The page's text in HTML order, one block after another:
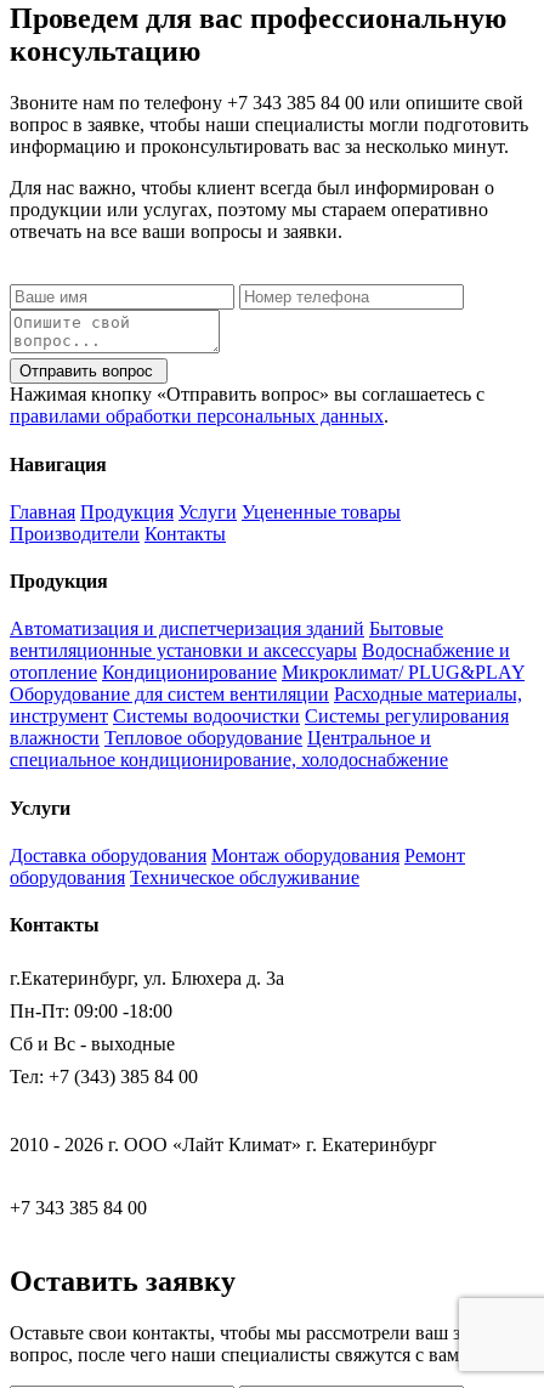
Проведем для вас профессиональную
консультацию
Звоните нам по телефону +7 343 385 84 00 или опишите свой
вопрос в заявке, чтобы наши специалисты могли подготовить
информацию и проконсультировать вас за несколько минут.
Для нас важно, чтобы клиент всегда был информирован о
продукции или услугах, поэтому мы стараем оперативно
отвечать на все ваши вопросы и заявки.
Отправить вопрос
Нажимая кнопку «Отправить вопрос» вы соглашаетесь с
правилами обработки персональных данных.
Навигация
Главная Продукция Услуги Уцененные товары
Производители Контакты
Продукция
Автоматизация и диспетчеризация зданий Бытовые
вентиляционные установки и аксессуары Водоснабжение и
отопление Кондиционирование Микроклимат/ PLUG&PLAY
Оборудование для систем вентиляции Расходные материалы,
инструмент Системы водоочистки Системы регулирования
влажности Тепловое оборудование Центральное и
специальное кондиционирование, холодоснабжение
Услуги
Доставка оборудования Монтаж оборудования Ремонт
оборудования Техническое обслуживание
Контакты
г.Екатеринбург, ул. Блюхера д. 3а
Пн-Пт: 09:00 -18:00
Сб и Вс - выходные
Тел: +7 (343) 385 84 00
2010 - 2026 г. ООО «Лайт Климат» г. Екатеринбург
+7 343 385 84 00
Оставить заявку
Оставьте свои контакты, чтобы мы рассмотрели ваш заказ или
вопрос, после чего наши специалисты свяжутся с вами